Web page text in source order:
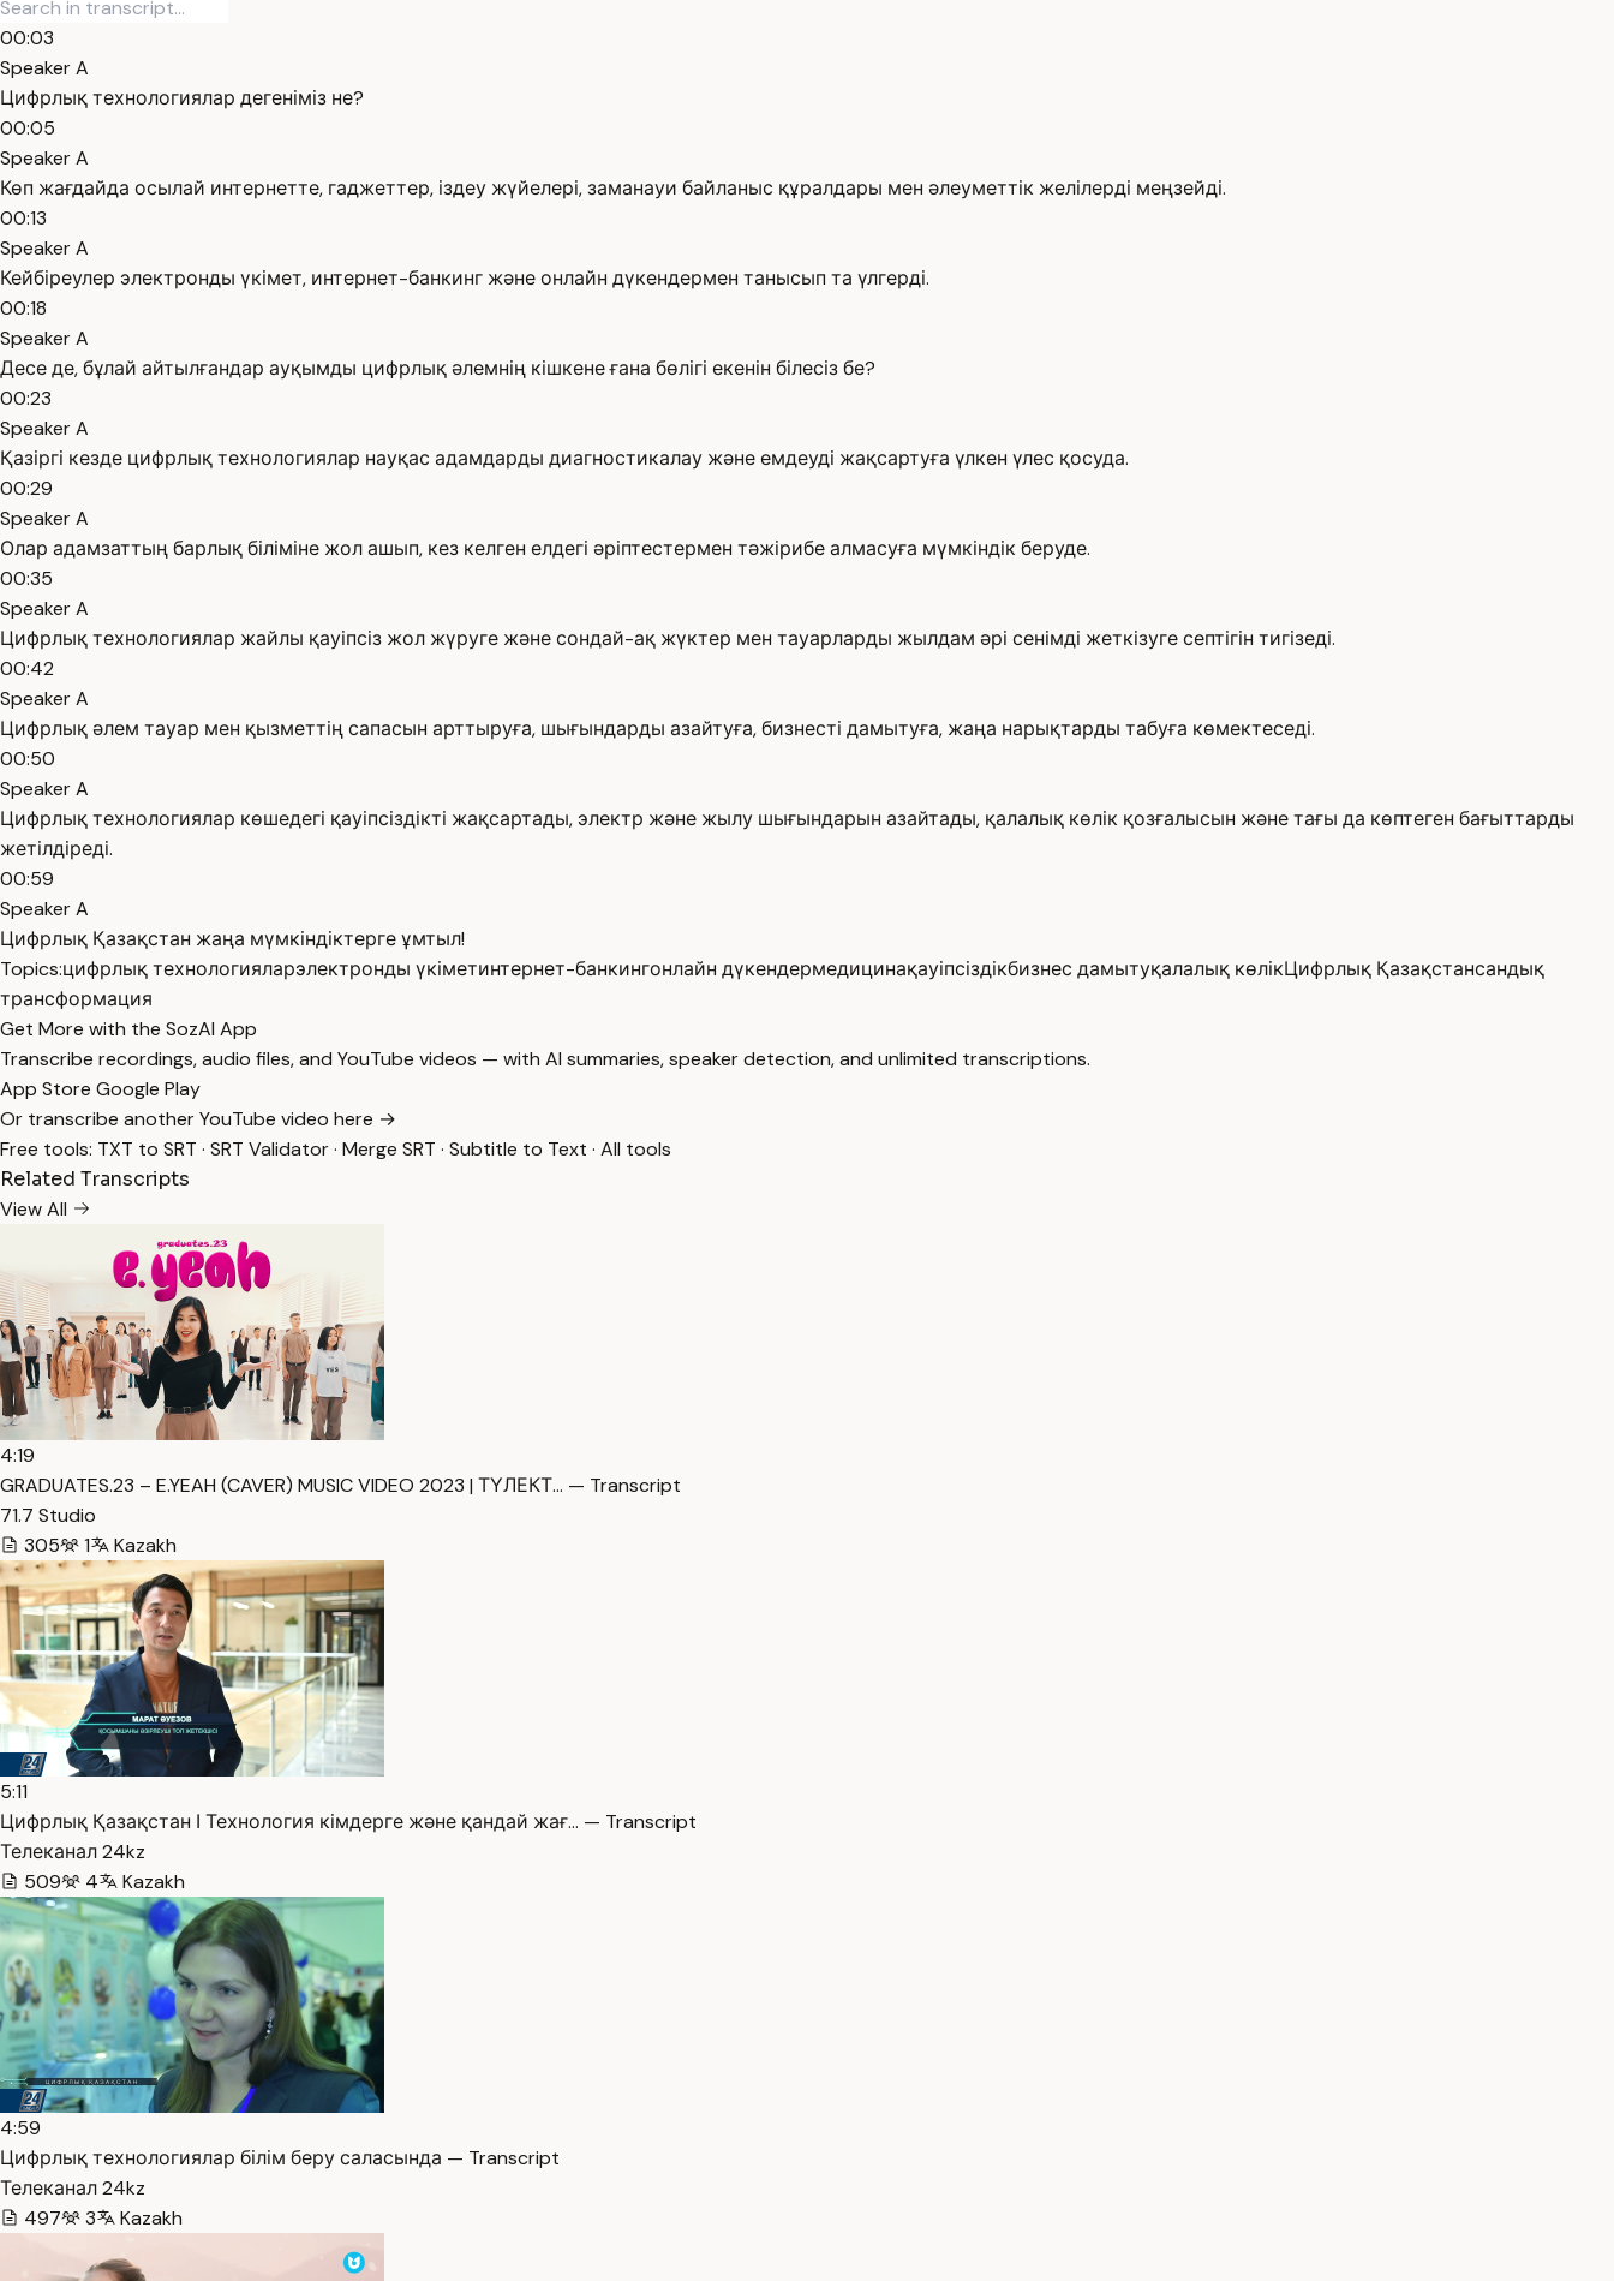
00:03
Speaker A
Цифрлық технологиялар дегеніміз не?
00:05
Speaker A
Көп жағдайда осылай интернетте, гаджеттер, іздеу жүйелері, заманауи байланыс құралдары мен әлеуметтік желілерді меңзейді.
00:13
Speaker A
Кейбіреулер электронды үкімет, интернет-банкинг және онлайн дүкендермен танысып та үлгерді.
00:18
Speaker A
Десе де, бұлай айтылғандар ауқымды цифрлық әлемнің кішкене ғана бөлігі екенін білесіз бе?
00:23
Speaker A
Қазіргі кезде цифрлық технологиялар науқас адамдарды диагностикалау және емдеуді жақсартуға үлкен үлес қосуда.
00:29
Speaker A
Олар адамзаттың барлық біліміне жол ашып, кез келген елдегі әріптестермен тәжірибе алмасуға мүмкіндік беруде.
00:35
Speaker A
Цифрлық технологиялар жайлы қауіпсіз жол жүруге және сондай-ақ жүктер мен тауарларды жылдам әрі сенімді жеткізуге септігін тигізеді.
00:42
Speaker A
Цифрлық әлем тауар мен қызметтің сапасын арттыруға, шығындарды азайтуға, бизнесті дамытуға, жаңа нарықтарды табуға көмектеседі.
00:50
Speaker A
Цифрлық технологиялар көшедегі қауіпсіздікті жақсартады, электр және жылу шығындарын азайтады, қалалық көлік қозғалысын және тағы да көптеген бағыттарды
жетілдіреді.
00:59
Speaker A
Цифрлық Қазақстан жаңа мүмкіндіктерге ұмтыл!
Topics:цифрлық технологияларэлектронды үкіметинтернет-банкингонлайн дүкендермедицинақауіпсіздікбизнес дамытуқалалық көлікЦифрлық Қазақстансандық
трансформация
Get More with the SozAI App
Transcribe recordings, audio files, and YouTube videos — with AI summaries, speaker detection, and unlimited transcriptions.
App Store Google Play
Or transcribe another YouTube video here →
Free tools: TXT to SRT · SRT Validator· Merge SRT · Subtitle to Text · All tools
Related Transcripts
View All
4:19
GRADUATES.23 – E.YEAH (CAVER) MUSIC VIDEO 2023 | ТҮЛЕКТ… — Transcript
71.7 Studio
305
1 Kazakh
5:11
Цифрлық Қазақстан І Технология кімдерге және қандай жағ… — Transcript
Телеканал 24kz
509
4 Kazakh
4:59
Цифрлық технологиялар білім беру саласында — Transcript
Телеканал 24kz
497
3 Kazakh